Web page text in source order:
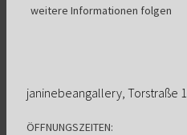
weitere Informationen folgen
janinebeangallery, Torstraße
ÖFFNUNGSZEITEN: